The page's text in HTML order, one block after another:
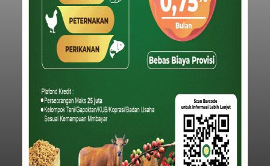
Submitted bycontributoron Thu, 08/06/2026 - 21:06
Baca Selengkapnya
Sambut HUT RI, Rutan Bangli
Gelar Pemeriksaan Kesehatan
Gratis